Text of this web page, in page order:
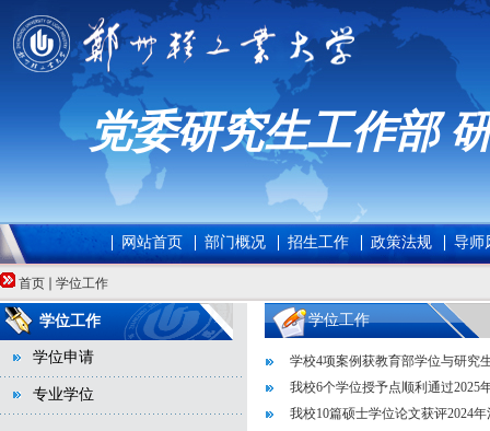
党委研究生工作部
网站首页 部门概况 招生工作 政策法规 导师
首页 学位工作
学位工作
学位申请
专业学位
学位工作
学校4项案例获教育部学位与研究
我校6个学位授予点顺利通过2025
我校10篇硕士学位论文获评2024